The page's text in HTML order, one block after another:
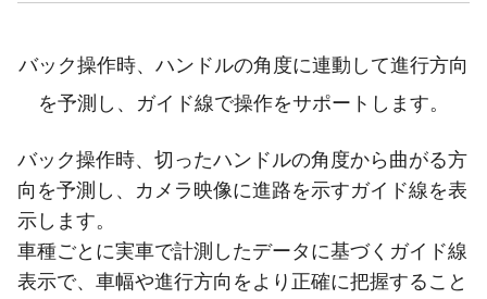
バック操作時、ハンドルの角度に連動して進行方向
を予測し、ガイド線で操作をサポートします。
バック操作時、切ったハンドルの角度から曲がる方
向を予測し、カメラ映像に進路を示すガイド線を表
示します。
車種ごとに実車で計測したデータに基づくガイド線
表示で、車幅や進行方向をより正確に把握すること